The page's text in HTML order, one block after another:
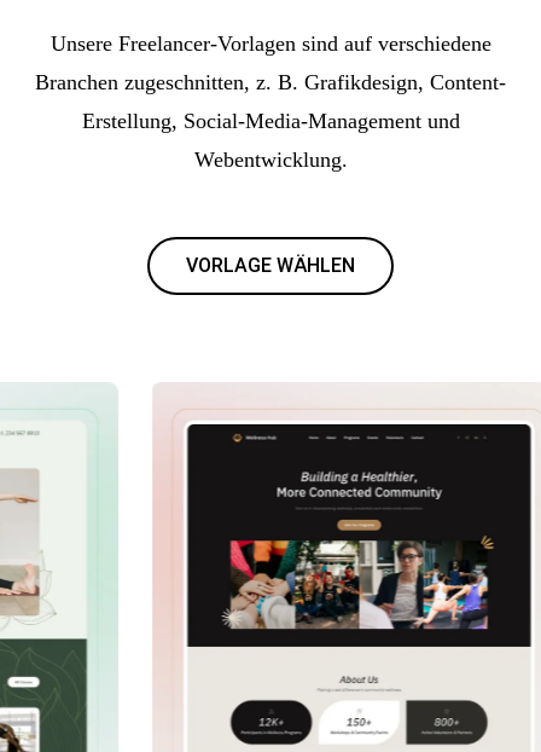
Unsere Freelancer-Vorlagen sind auf verschiedene
Branchen zugeschnitten, z. B. Grafikdesign, Content-
Erstellung, Social-Media-Management und
Webentwicklung.
VORLAGE WÄHLEN